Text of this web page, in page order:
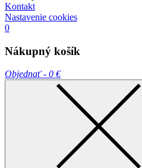
Kontakt
Nastavenie cookies
0
Nákupný košík
Objednať - 0 €